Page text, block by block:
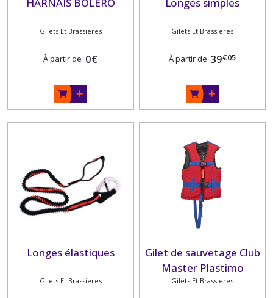
Gilets Et Brassieres
À partir de 0€
Gilets Et Brassieres
À partir de 39€05
Longes élastiques
Gilets Et Brassieres
Gilet de sauvetage Club
Master Plastimo
Gilets Et Brassieres